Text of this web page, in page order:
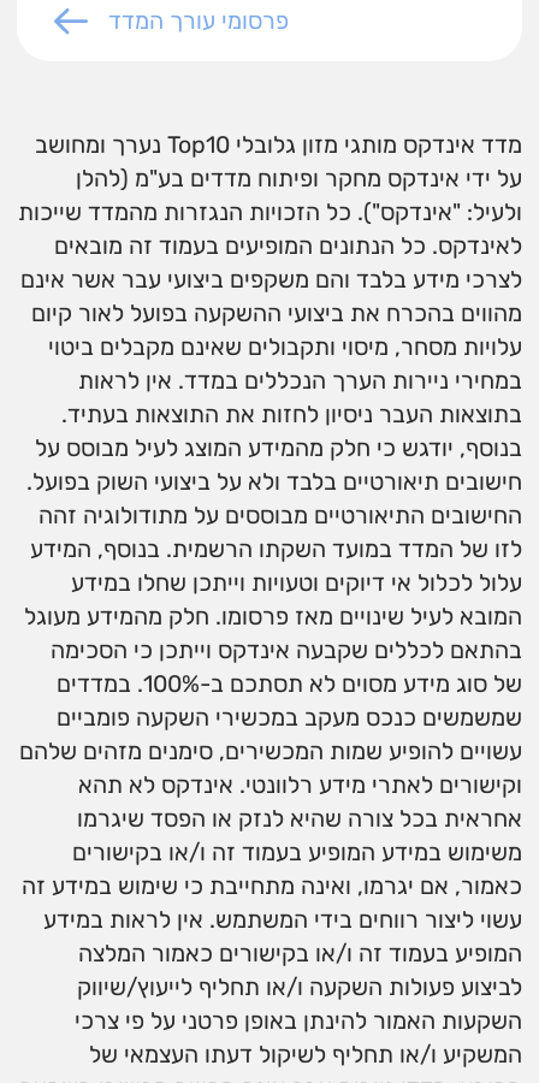
פרסומי עורך המדד
מדד אינדקס מותגי מזון גלובלי Top10 נערך ומחושב
על ידי אינדקס מחקר ופיתוח מדדים בע"מ (להלן
ולעיל: "אינדקס"). כל הזכויות הנגזרות מהמדד שייכות
לאינדקס. כל הנתונים המופיעים בעמוד זה מובאים
לצרכי מידע בלבד והם משקפים ביצועי עבר אשר אינם
מהווים בהכרח את ביצועי ההשקעה בפועל לאור קיום
עלויות מסחר, מיסוי ותקבולים שאינם מקבלים ביטוי
במחירי ניירות הערך הנכללים במדד. אין לראות
בתוצאות העבר ניסיון לחזות את התוצאות בעתיד.
בנוסף, יודגש כי חלק מהמידע המוצג לעיל מבוסס על
חישובים תיאורטיים בלבד ולא על ביצועי השוק בפועל.
החישובים התיאורטיים מבוססים על מתודולוגיה זהה
לזו של המדד במועד השקתו הרשמית. בנוסף, המידע
עלול לכלול אי דיוקים וטעויות וייתכן שחלו במידע
המובא לעיל שינויים מאז פרסומו. חלק מהמידע מעוגל
בהתאם לכללים שקבעה אינדקס וייתכן כי הסכימה
של סוג מידע מסוים לא תסתכם ב-100%. במדדים
שמשמשים כנכס מעקב במכשירי השקעה פומביים
עשויים להופיע שמות המכשירים, סימנים מזהים שלהם
וקישורים לאתרי מידע רלוונטי. אינדקס לא תהא
אחראית בכל צורה שהיא לנזק או הפסד שיגרמו
משימוש במידע המופיע בעמוד זה ו/או בקישורים
כאמור, אם יגרמו, ואינה מתחייבת כי שימוש במידע זה
עשוי ליצור רווחים בידי המשתמש. אין לראות במידע
המופיע בעמוד זה ו/או בקישורים כאמור המלצה
לביצוע פעולות השקעה ו/או תחליף לייעוץ/שיווק
השקעות האמור להינתן באופן פרטני על פי צרכי
המשקיע ו/או תחליף לשיקול דעתו העצמאי של